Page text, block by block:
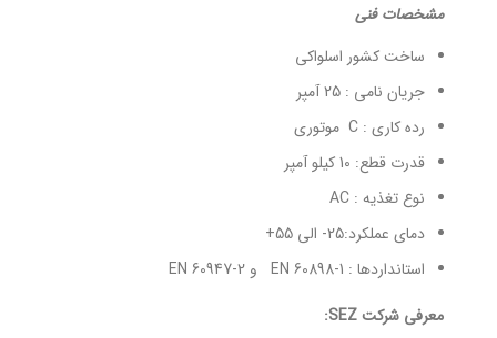
مشخصات فنی
ساخت کشور اسلواکی
جریان نامی : 25 آمپر
رده کاری : C موتوری
قدرت قطع: 10 کیلو آمپر
نوع تغذیه : AC
دمای عملکرد:25- الی 55+
استانداردها : EN 60898-1 و EN 60947-2
معرفی شرکت SEZ: